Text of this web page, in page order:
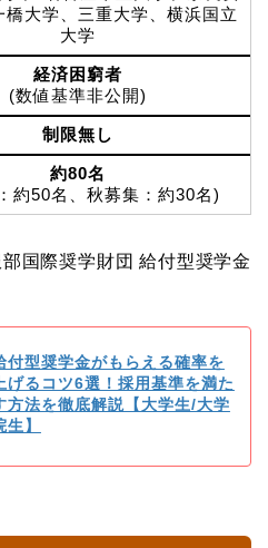
橋大学、三重大学、横浜国立
大学
経済困窮者
(数値基準非公開)
制限無し
約80名
約50名、秋募集：約30名)
部国際奨学財団 給付型奨学金
付型奨学金がもらえる確率を
上げるコツ6選！採用基準を満た
方法を徹底解説【大学生/大学
生】